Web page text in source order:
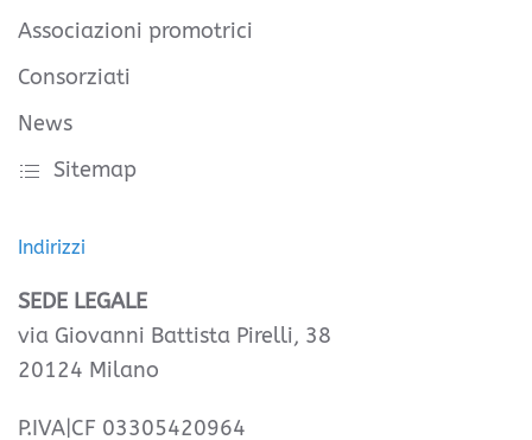
Associazioni promotrici
Consorziati
News
Sitemap
Indirizzi
SEDE LEGALE
via Giovanni Battista Pirelli, 38
20124 Milano
P.IVA|CF 03305420964